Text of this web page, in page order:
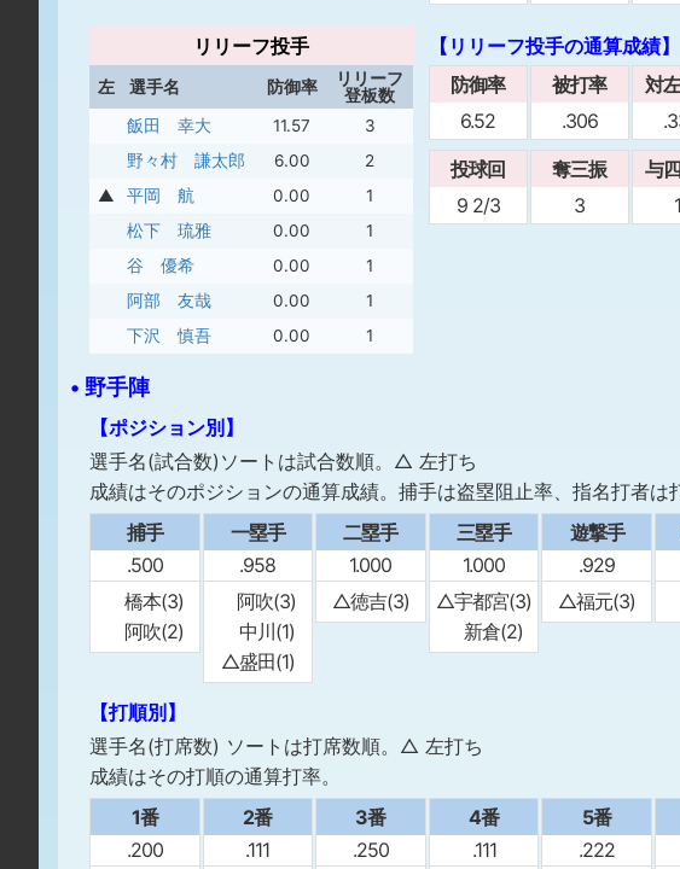
リリーフ投手
左 選手名 防御率
リリーフ
登板数
飯田 幸大
11.57
3
野々村 謙太郎
6.00
2
▲
平岡 航 0.00
1
松下 琉雅
0.00
1
谷 優希
0.00
1
阿部 友哉
0.00
1
下沢 慎吾
0.00 1
【リリーフ投手の通算成績】
防御率
6.52
被打率
.306
対
投球回
9 2/3
奪三振
3
与
• 野手陣
【ポジション別】
選手名(試合数)ソートは試合数順。△ 左打ち
成績はそのポジションの通算成績。捕手は盗塁阻止率、指名打者は
捕手
.500
橋本(3)
阿吹(2)
一塁手
.958
阿吹(3)
中川(1)
△盛田(1)
二塁手
1.000
△徳吉(3)
三塁手
1.000
△宇都宮(3)
新倉(2)
遊撃手
.929
△福元(3)
【打順別】
選手名(打席数) ソートは打席数順。△ 左打ち
成績はその打順の通算打率。
1番
.200
2番
.111
3番
.250
4番
.111
5番
.222